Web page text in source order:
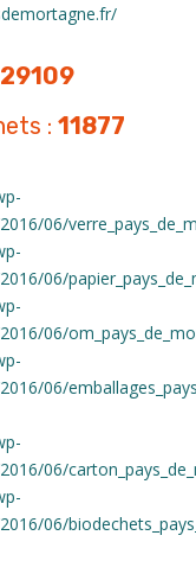
29109
: 11877
06/
06/
06/
06/
06/
06/